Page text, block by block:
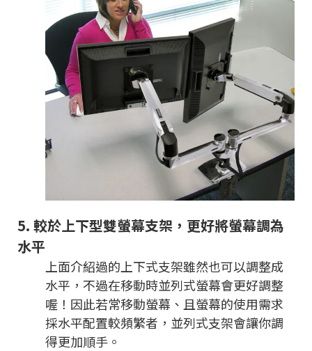
5. 較於上下型雙螢幕支架，更好將螢幕調為
水平
上面介紹過的上下式支架雖然也可以調整成
水平，不過在移動時並列式螢幕會更好調整
喔！因此若常移動螢幕、且螢幕的使用需求
採水平配置較頻繁者，並列式支架會讓你調
得更加順手。